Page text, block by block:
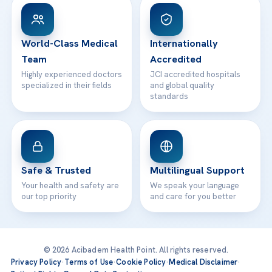
Patient Rights
Contact
WhatsApp Support
World-Class Medical
Team
Highly experienced doctors
specialized in their fields
Internationally
Accredited
JCI accredited hospitals
and global quality
standards
Safe & Trusted
Your health and safety are
our top priority
Multilingual Support
We speak your language
and care for you better
© 2026 Acibadem Health Point. All rights reserved.
Privacy Policy·Terms of Use·Cookie Policy·Medical Disclaimer·